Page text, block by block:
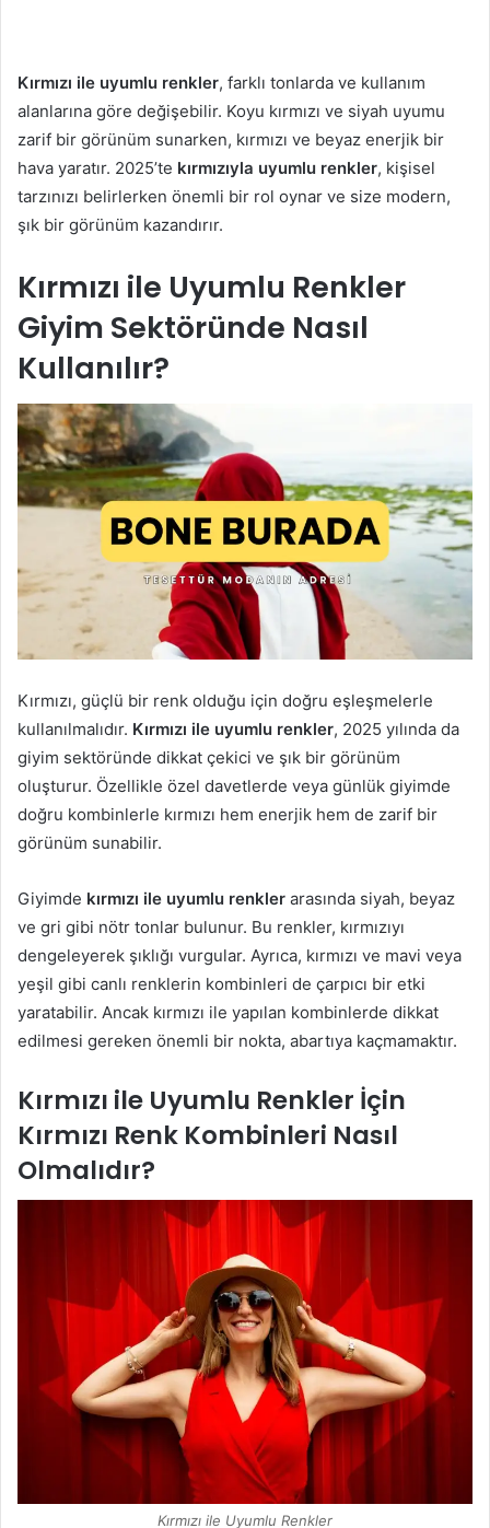
Kırmızı ile uyumlu renkler, farklı tonlarda ve kullanım
alanlarına göre değişebilir. Koyu kırmızı ve siyah uyumu
zarif bir görünüm sunarken, kırmızı ve beyaz enerjik bir
hava yaratır. 2025’te kırmızıyla uyumlu renkler, kişisel
tarzınızı belirlerken önemli bir rol oynar ve size modern,
şık bir görünüm kazandırır.
Kırmızı ile Uyumlu Renkler
Giyim Sektöründe Nasıl
Kullanılır?
Kırmızı, güçlü bir renk olduğu için doğru eşleşmelerle
kullanılmalıdır. Kırmızı ile uyumlu renkler, 2025 yılında da
giyim sektöründe dikkat çekici ve şık bir görünüm
oluşturur. Özellikle özel davetlerde veya günlük giyimde
doğru kombinlerle kırmızı hem enerjik hem de zarif bir
görünüm sunabilir.
Giyimde kırmızı ile uyumlu renkler arasında siyah, beyaz
ve gri gibi nötr tonlar bulunur. Bu renkler, kırmızıyı
dengeleyerek şıklığı vurgular. Ayrıca, kırmızı ve mavi veya
yeşil gibi canlı renklerin kombinleri de çarpıcı bir etki
yaratabilir. Ancak kırmızı ile yapılan kombinlerde dikkat
edilmesi gereken önemli bir nokta, abartıya kaçmamaktır.
Kırmızı ile Uyumlu Renkler İçin
Kırmızı Renk Kombinleri Nasıl
Olmalıdır?
Kırmızı ile Uyumlu Renkler